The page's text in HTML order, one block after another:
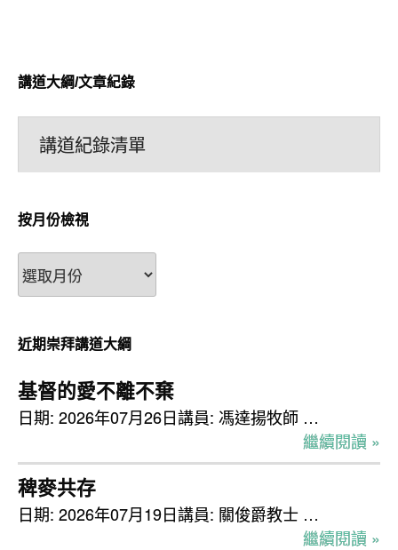
講道大綱/文章紀錄
講道紀錄清單
按月份檢視
按
月
檢
視
近期崇拜講道大綱
基督的愛不離不棄
日期: 2026年07月26日講員: 馮達揚牧師 …
繼續閱讀 »
稗麥共存
日期: 2026年07月19日講員: 關俊爵教士 …
繼續閱讀 »